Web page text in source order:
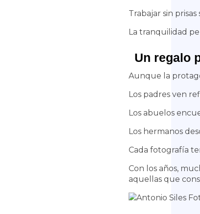
Trabajar sin
La tranquilidad
Un regalo
Aunque la
Los padres ven
Los abuelos
Los hermanos
Cada fotografía
Con los años,
aquellas que